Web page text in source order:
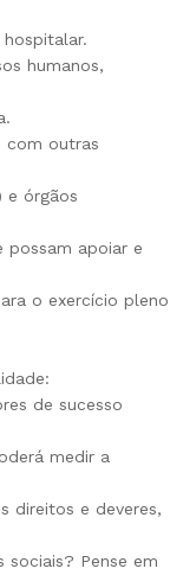
humanos,
com outras
e órgãos
possam apoiar e
o exercício pleno
de sucesso
medir a
direitos e deveres,
sociais? Pense em